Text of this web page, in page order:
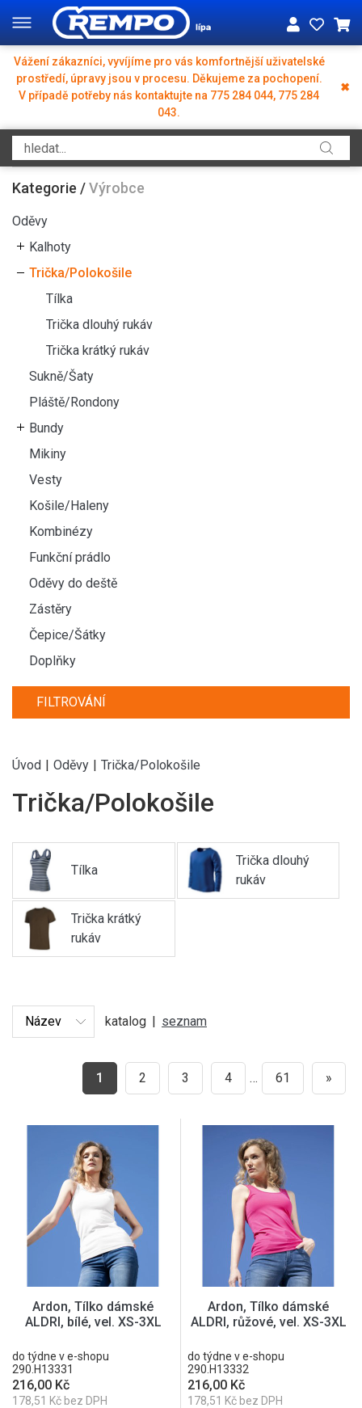
✖
Vážení zákazníci, vyvíjíme pro vás komfortnější uživatelské
prostředí, úpravy jsou v procesu. Děkujeme za pochopení.
V případě potřeby nás kontaktujte na 775 284 044, 775 284
043.
Kategorie /Výrobce
Oděvy
Kalhoty
Trička/Polokošile
Tílka
Trička dlouhý rukáv
Trička krátký rukáv
Sukně/Šaty
Pláště/Rondony
Bundy
Mikiny
Vesty
Košile/Haleny
Kombinézy
Funkční prádlo
Oděvy do deště
Zástěry
Čepice/Šátky
Doplňky
FILTROVÁNÍ
Úvod | Oděvy | Trička/Polokošile
Trička/Polokošile
Tílka
Trička dlouhý
rukáv
Trička krátký
rukáv
katalog | seznam
1 2 3 4 … 61 »
Ardon, Tílko dámské
ALDRI, bílé, vel. XS-3XL
do týdne v e-shopu
290.H13331
216,00 Kč
178,51 Kč bez DPH
Ardon, Tílko dámské
ALDRI, růžové, vel. XS-3XL
do týdne v e-shopu
290.H13332
216,00 Kč
178,51 Kč bez DPH